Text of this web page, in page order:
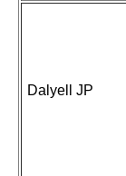
Dalyell JP